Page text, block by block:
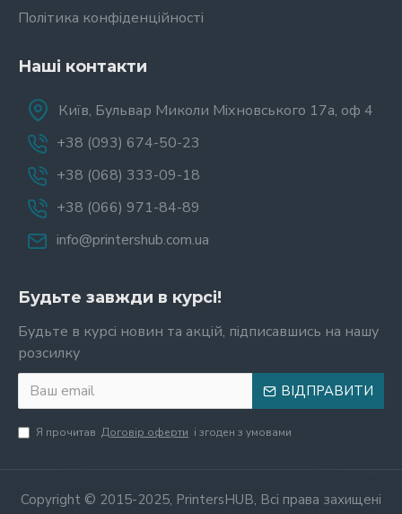
Політика конфіденційності
Наші контакти
Київ, Бульвар Миколи Міхновського 17а, оф 4
+38 (093) 674-50-23
+38 (068) 333-09-18
+38 (066) 971-84-89
info@printershub.com.ua
Будьте завжди в курсі!
Будьте в курсі новин та акцій, підписавшись на нашу
розсилку
ВІДПРАВИТИ
Я прочитав Договір оферти і згоден з умовами
Copyright © 2015-2025, PrintersHUB, Всі права захищені